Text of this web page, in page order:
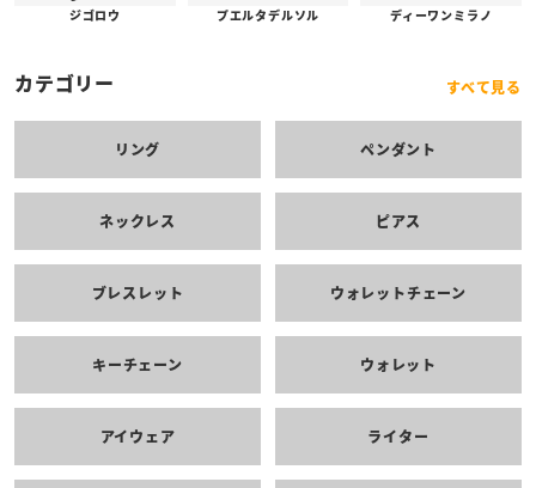
ジゴロウ プエルタデルソル ディーワンミラノ
カテゴリー すべて見る
リング ペンダント
ネックレス ピアス
ブレスレット ウォレットチェーン
キーチェーン ウォレット
アイウェア ライター